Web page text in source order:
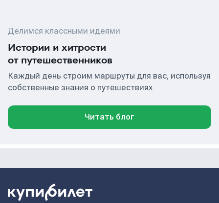
Делимся классными идеями
Истории и хитрости
от путешественников
Каждый день строим маршруты для вас, используя
собственные знания о путешествиях
Читать блог